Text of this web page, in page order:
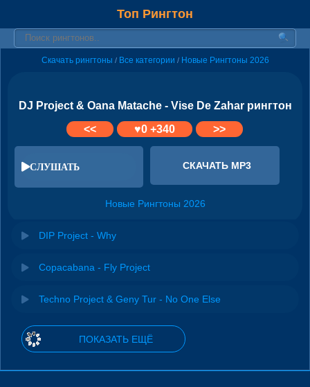
Топ Рингтон
Скачать рингтоны / Все категории / Новые Рингтоны 2026
DJ Project & Oana Matache - Vise De Zahar рингтон
<<
♥0+340 >>
СЛУШАТЬ СКАЧАТЬ MP3
Новые Рингтоны 2026
DIP Project - Why
Copacabana - Fly Project
Techno Project & Geny Tur - No One Else
ПОКАЗАТЬ ЕЩЁ